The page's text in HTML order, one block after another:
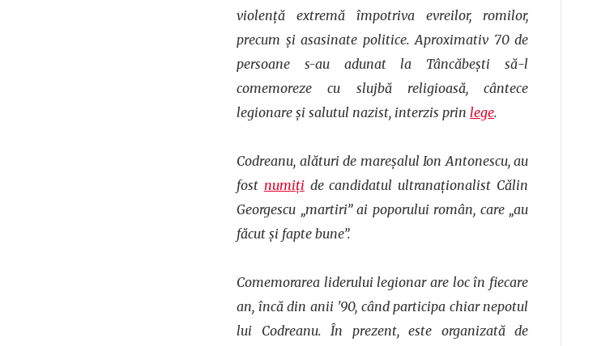
violență extremă împotriva evreilor, romilor,
precum și asasinate politice. Aproximativ 70 de
persoane s-au adunat la Tâncăbești să-l
comemoreze cu slujbă religioasă, cântece
legionare și salutul nazist, interzis prin lege.
Codreanu, alături de mareșalul Ion Antonescu, au
fost numiți de candidatul ultranaționalist Călin
Georgescu „martiri” ai poporului român, care „au
făcut și fapte bune”.
Comemorarea liderului legionar are loc în fiecare
an, încă din anii '90, când participa chiar nepotul
lui Codreanu. În prezent, este organizată de